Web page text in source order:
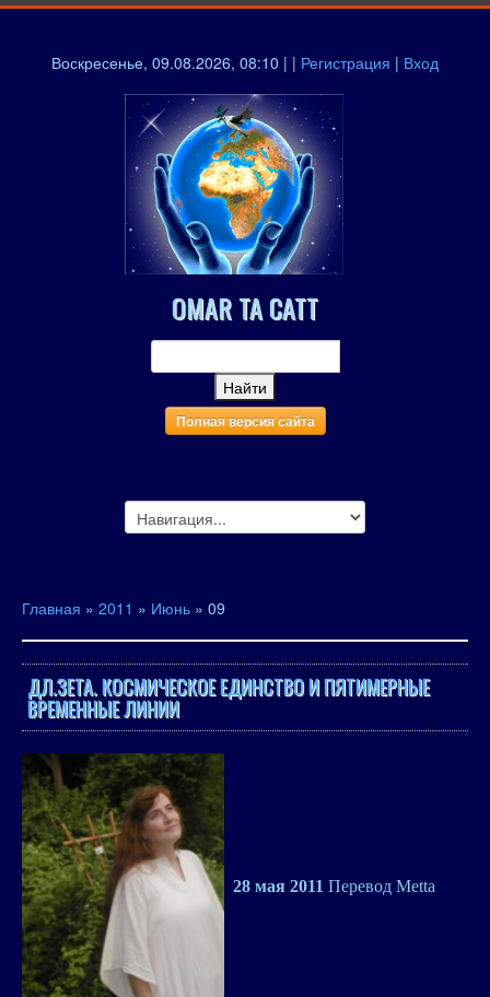
Воскресенье, 09.08.2026, 08:10 | | Регистрация | Вход
OMAR TA CATT
Полная версия сайта
Главная » 2011 » Июнь » 09
ДЛ.ЗЕТА. КОСМИЧЕСКОЕ ЕДИНСТВО И ПЯТИМЕРНЫЕ
ВРЕМЕННЫЕ ЛИНИИ
28 мая 2011 Перевод Metta